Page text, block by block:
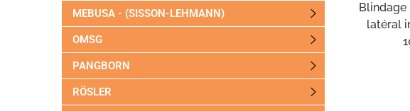
latéral
MEBUSA - (SISSON-LEHMANN)
OMSG
PANGBORN
RÖSLER